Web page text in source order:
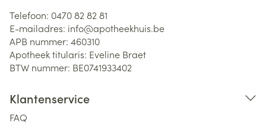
Telefoon: 0470 82 82 81
E-mailadres: info@apotheekhuis.be
APB nummer: 460310
Apotheek titularis: Eveline Braet
BTW nummer: BE0741933402
Klantenservice
FAQ